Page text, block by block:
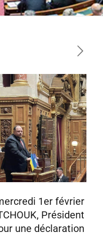
1er février
Président
une déclaration